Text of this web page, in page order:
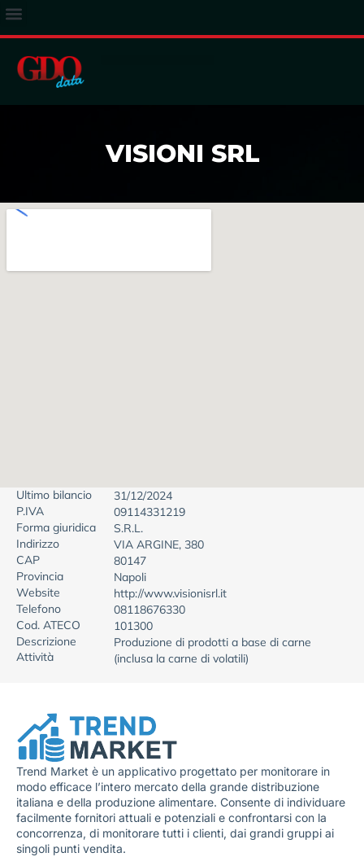
VISIONI SRL
Ultimo bilancio
31/12/2024
P.IVA
09114331219
Forma giuridica
S.R.L.
Indirizzo
VIA ARGINE, 380
CAP
80147
Provincia
Napoli
Website
http://www.visionisrl.it
Telefono
08118676330
Cod. ATECO
101300
Descrizione
Attività
Produzione di prodotti a base di carne
(inclusa la carne di volatili)
Trend Market è un applicativo progettato per monitorare in
modo efficace l’intero mercato della grande distribuzione
italiana e della produzione alimentare. Consente di individuare
facilmente fornitori attuali e potenziali e confrontarsi con la
concorrenza, di monitorare tutti i clienti, dai grandi gruppi ai
singoli punti vendita.